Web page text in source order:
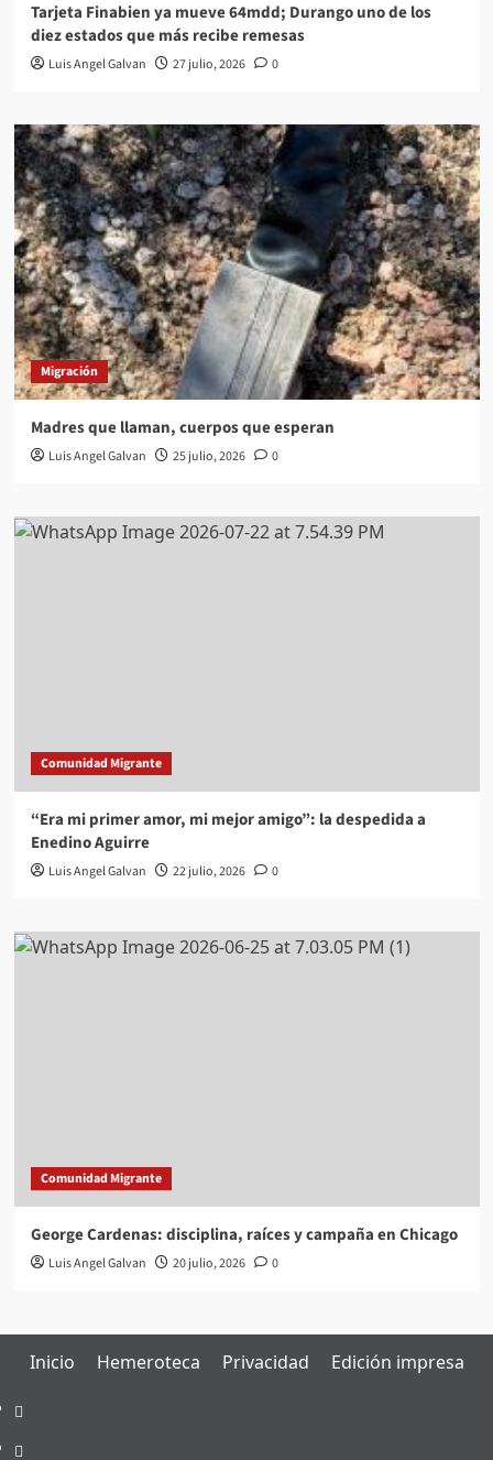
Tarjeta Finabien ya mueve 64mdd; Durango uno de los
diez estados que más recibe remesas
Luis Angel Galvan 27 julio, 2026 0
Migración
Madres que llaman, cuerpos que esperan
Luis Angel Galvan 25 julio, 2026 0
Comunidad Migrante
“Era mi primer amor, mi mejor amigo”: la despedida a
Enedino Aguirre
Luis Angel Galvan 22 julio, 2026 0
Comunidad Migrante
George Cardenas: disciplina, raíces y campaña en Chicago
Luis Angel Galvan 20 julio, 2026 0
Inicio Hemeroteca Privacidad Edición impresa
Inicio
Hemeroteca